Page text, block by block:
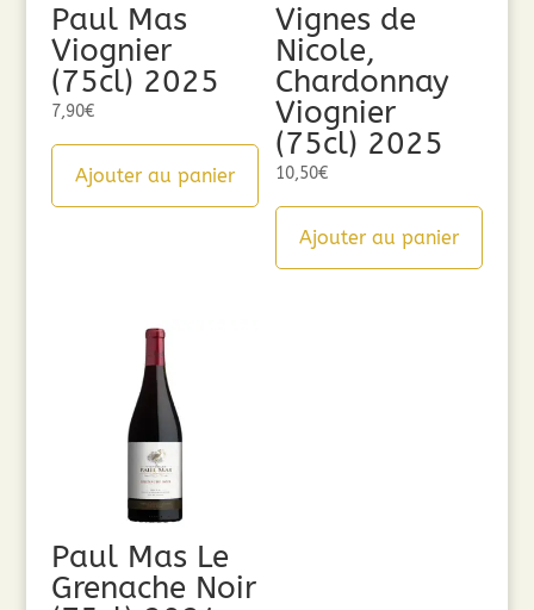
Paul Mas
Viognier
(75cl) 2025
7,90€
Ajouter au panier
Vignes de
Nicole,
Chardonnay
Viognier
(75cl) 2025
10,50€
Ajouter au panier
Paul Mas Le
Grenache Noir